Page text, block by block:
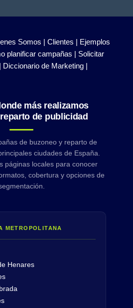
Somos | Clientes | Ejemplos
planificar campañas | Solicitar
Diccionario de Marketing |
más realizamos
de publicidad
de buzoneo y reparto de
ciudades de España.
páginas locales para conocer
cobertura y opciones de
METROPOLITANA
Henares